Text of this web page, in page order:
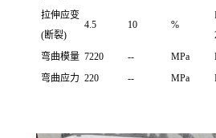
拉伸应变
(断裂)
4.5 10 %
弯曲模量 7220 -- MPa
弯曲应力 220 -- MPa